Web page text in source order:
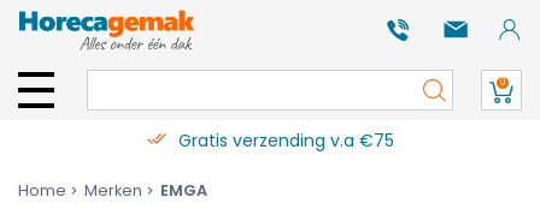
0
Gratis verzending v.a €75
Home Merken EMGA